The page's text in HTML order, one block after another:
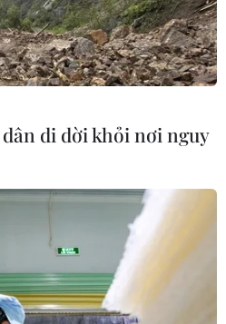
lý nhà thầu
Lộ-La Sơn
thi công
ngờ tràn
phí BOT
di dời khỏi nơi nguy